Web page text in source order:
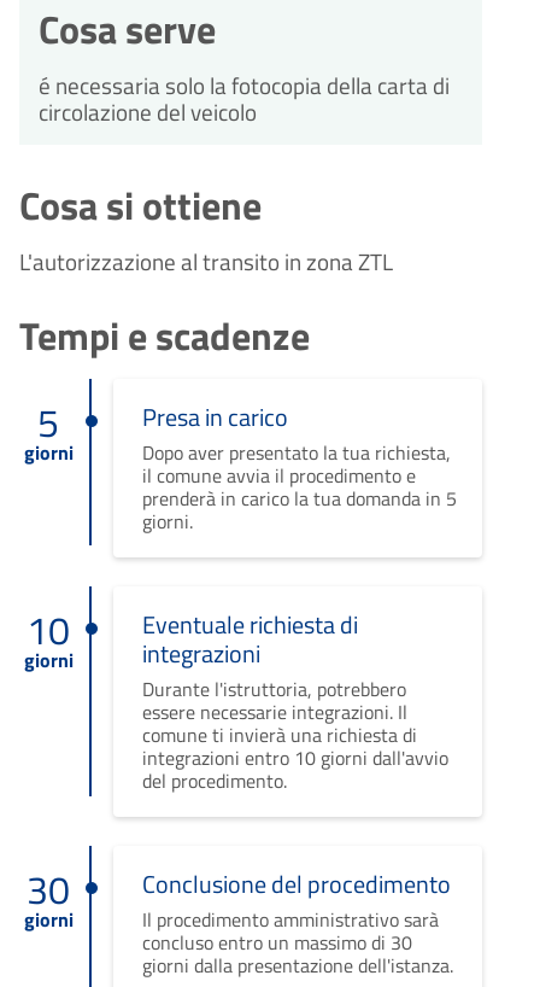
Cosa serve
é necessaria solo la fotocopia della carta di
circolazione del veicolo
Cosa si ottiene
L'autorizzazione al transito in zona ZTL
Tempi e scadenze
5
giorni
Presa in carico
Dopo aver presentato la tua richiesta,
il comune avvia il procedimento e
prenderà in carico la tua domanda in 5
giorni.
10
giorni
Eventuale richiesta di
integrazioni
Durante l'istruttoria, potrebbero
essere necessarie integrazioni. Il
comune ti invierà una richiesta di
integrazioni entro 10 giorni dall'avvio
del procedimento.
30
giorni
Conclusione del procedimento
Il procedimento amministrativo sarà
concluso entro un massimo di 30
giorni dalla presentazione dell'istanza.